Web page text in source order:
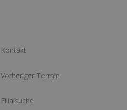
Kontakt
Vorheriger Termin
Filialsuche